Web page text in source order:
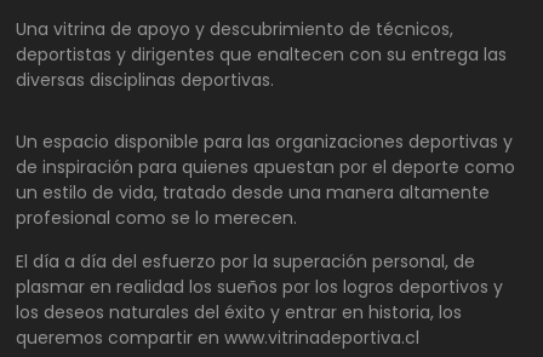
Una vitrina de apoyo y descubrimiento de técnicos,
deportistas y dirigentes que enaltecen con su entrega las
diversas disciplinas deportivas.
Un espacio disponible para las organizaciones deportivas y
de inspiración para quienes apuestan por el deporte como
un estilo de vida, tratado desde una manera altamente
profesional como se lo merecen.
El día a día del esfuerzo por la superación personal, de
plasmar en realidad los sueños por los logros deportivos y
los deseos naturales del éxito y entrar en historia, los
queremos compartir en www.vitrinadeportiva.cl